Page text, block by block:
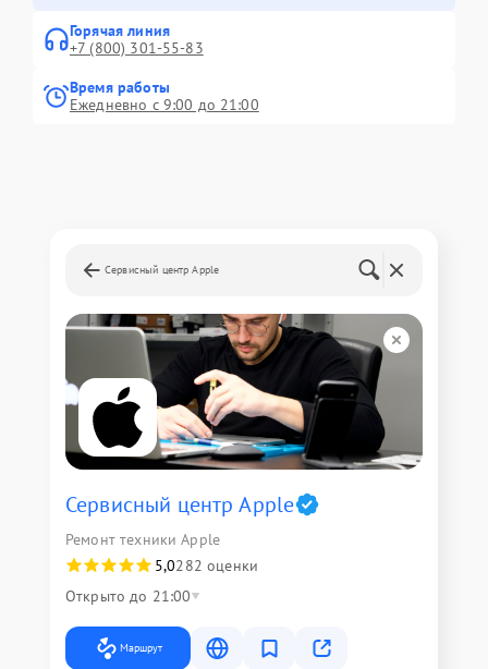
Горячая линия
+7 (800) 301-55-83
Время работы
Ежедневно с 9:00 до 21:00
Сервисный центр Apple
Сервисный центр Apple
Ремонт техники Apple
5,0282 оценки
Открыто до 21:00
Маршрут